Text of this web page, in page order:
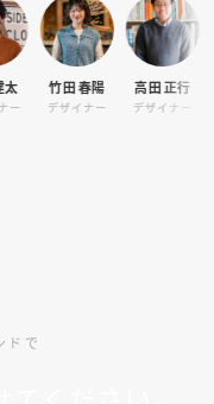
竹田 春陽
デザイナー
高田 正行
デザイナー
栗栖
ドで